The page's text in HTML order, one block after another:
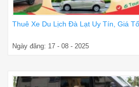
Thuê Xe Du Lịch Đà Lạt Uy Tín, Giá
Ngày đăng: 17 - 08 - 2025